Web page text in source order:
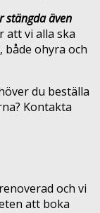
stängda även
att vi alla ska
både ohyra och
du beställa
Kontakta
och vi
att boka